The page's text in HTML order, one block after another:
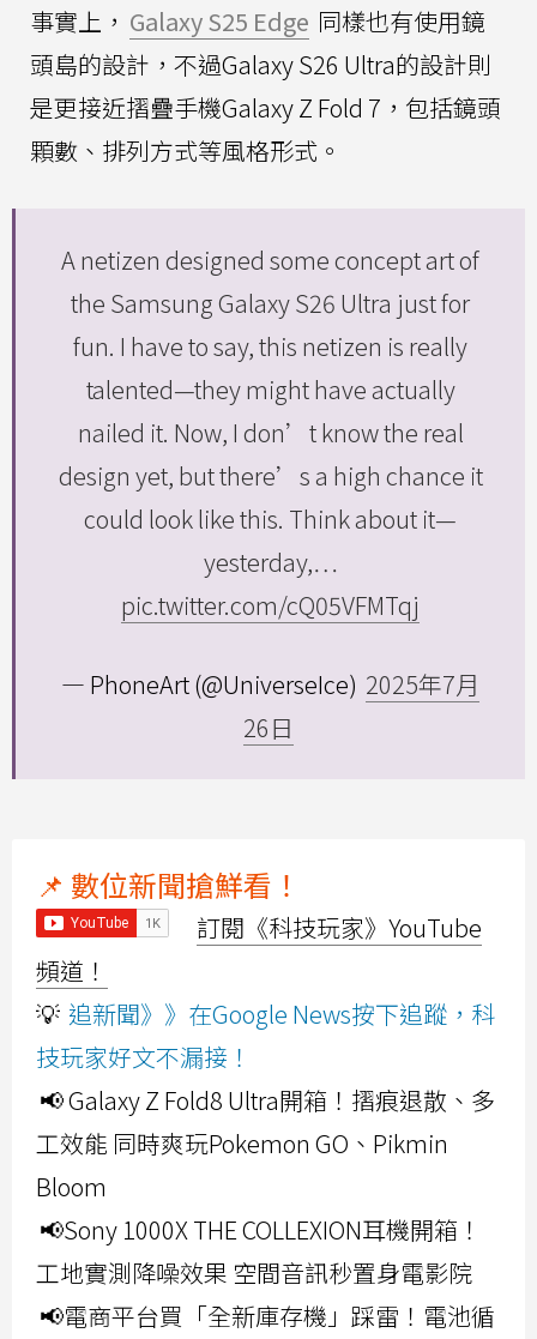
事實上， Galaxy S25 Edge 同樣也有使用鏡
頭島的設計，不過Galaxy S26 Ultra的設計則
是更接近摺疊手機Galaxy Z Fold 7，包括鏡頭
顆數、排列方式等風格形式。
A netizen designed some concept art of
the Samsung Galaxy S26 Ultra just for
fun. I have to say, this netizen is really
talented—they might have actually
nailed it. Now, I don’t know the real
design yet, but there’s a high chance it
could look like this. Think about it—
yesterday,…
pic.twitter.com/cQ05VFMTqj
— PhoneArt (@UniverseIce) 2025年7月
26日
📌 數位新聞搶鮮看！
訂閱《科技玩家》YouTube
頻道！
💡 追新聞》》在Google News按下追蹤，科
技玩家好文不漏接！
📢 Galaxy Z Fold8 Ultra開箱！摺痕退散、多
工效能 同時爽玩Pokemon GO、Pikmin
Bloom
📢Sony 1000X THE COLLEXION耳機開箱！
工地實測降噪效果 空間音訊秒置身電影院
📢電商平台買「全新庫存機」踩雷！電池循